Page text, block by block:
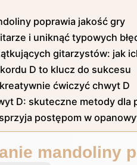
poprawia jakość gry
i uniknąć typowych
gitarzystów: jak
D to klucz do sukcesu
ćwiczyć chwyt D
D: skuteczne metody dla
postępom w
mandoliny